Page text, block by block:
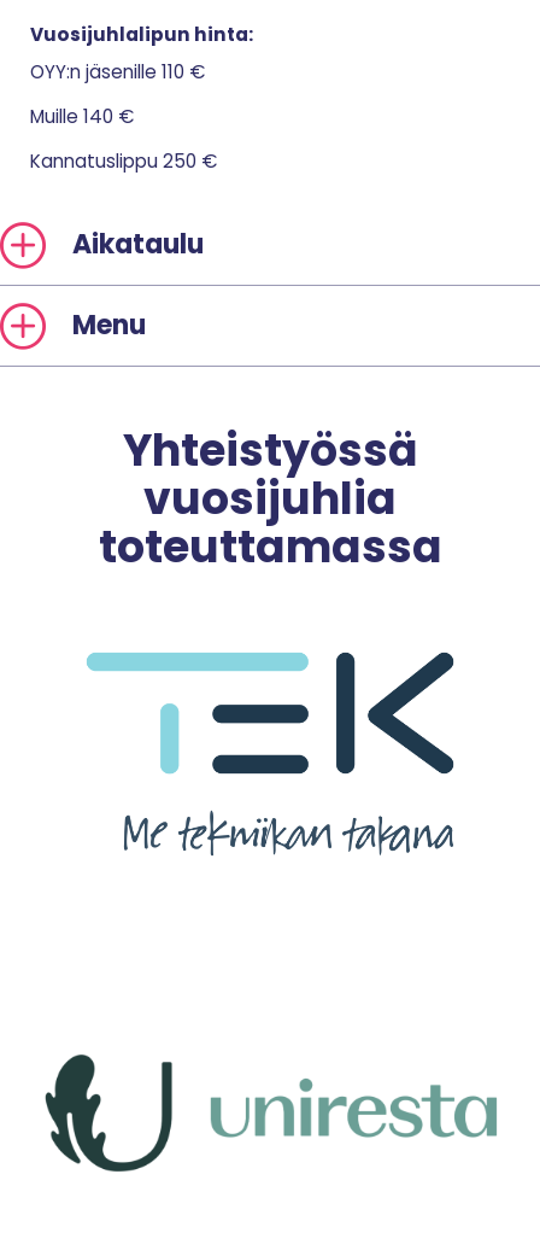
Vuosijuhlalipun hinta:
OYY:n jäsenille 110 €
Muille 140 €
Kannatuslippu 250 €
Aikataulu
Menu
Yhteistyössä
vuosijuhlia
toteuttamassa